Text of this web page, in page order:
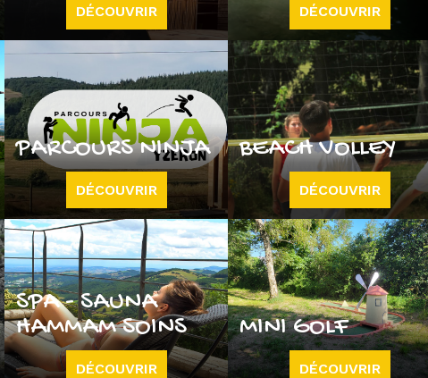
DÉCOUVRIR DÉCOUVRIR
PARCOURS NINJA
DÉCOUVRIR
BEACH VOLLEY
DÉCOUVRIR
SPA - SAUNA
HAMMAM SOINS
DÉCOUVRIR
MINI GOLF
DÉCOUVRIR